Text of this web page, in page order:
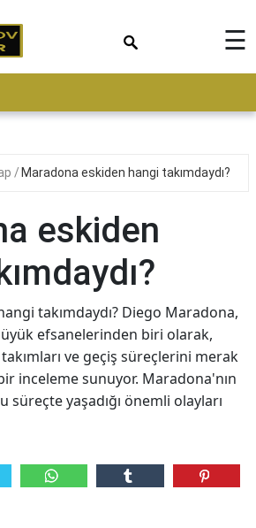
☰
Maradona eskiden hangi takımdaydı?
eskiden
takımdaydı? Diego Maradona,
efsanelerinden biri olarak,
ve geçiş süreçlerini merak
inceleme sunuyor. Maradona'nın
süreçte yaşadığı önemli olayları